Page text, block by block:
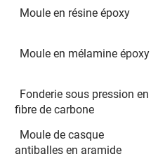
Moule en résine époxy
Moule en mélamine époxy
Fonderie sous pression en
fibre de carbone
Moule de casque
antiballes en aramide